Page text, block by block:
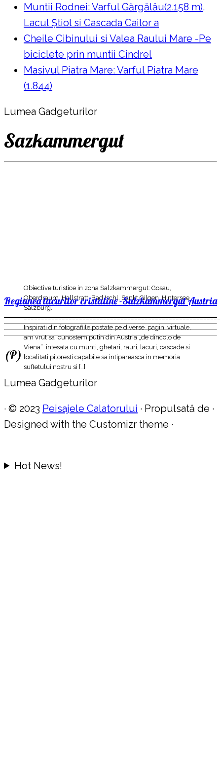
Muntii Rodnei: Varful Gărgălău(2.158 m),
Lacul Ştiol si Cascada Cailor a
Cheile Cibinului si Valea Raului Mare -Pe
biciclete prin muntii Cindrel
Masivul Piatra Mare: Varful Piatra Mare
(1.844)
Lumea Gadgeturilor
Sazkammergut
Obiective turistice in zona Salzkammergut: Gosau,
Oberdraum, Hallstratt, Bad Ischl, Sankt Gilgen, Hintersee
Salzburg.
Inspirati din fotografiile postate pe diverse pagini virtuale,
am vrut sa cunostem putin din Austria „de dincolo de
Viena” intesata cu munti, ghetari, rauri, lacuri, cascade si
localitati pitoresti capabile sa intipareasca in memoria
sufletului nostru si […]
Regiunea lacurilor cristaline -Salzkammergut Austria
(P)
Lumea Gadgeturilor
· © 2023 Peisajele Calatorului · Propulsată de ·
Designed with the Customizr theme ·
Hot News!